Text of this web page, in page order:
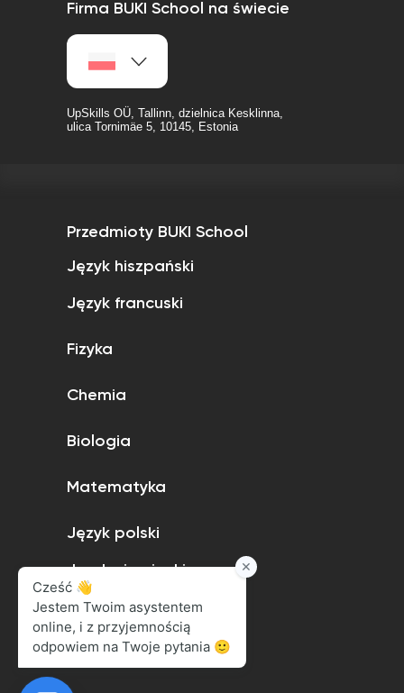
Firma BUKI School na świecie
UpSkills OÜ, Tallinn, dzielnica Kesklinna,
ulica Tornimäe 5, 10145, Estonia
Przedmioty BUKI School
Język hiszpański
Język francuski
Fizyka
Chemia
Biologia
Matematyka
Język polski
Język niemiecki
Język angielski